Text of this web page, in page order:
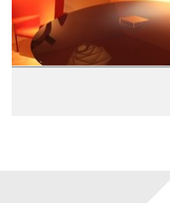
ELLE DECOR ITALIA: DESIGN FOR
LIFE
michela garneri